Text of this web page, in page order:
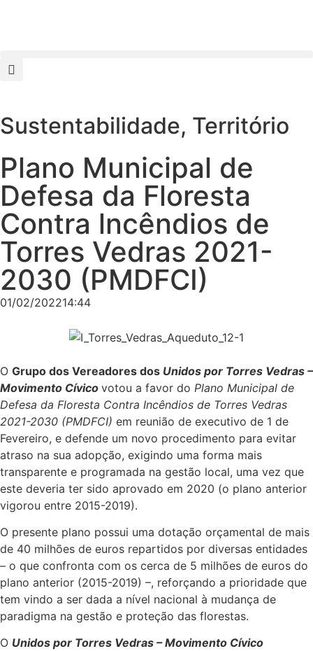
Sustentabilidade, Território
Plano Municipal de
Defesa da Floresta
Contra lncêndios de
Torres Vedras 2021-
2030 (PMDFCI)
01/02/202214:44
O Grupo dos Vereadores dos Unidos por Torres Vedras –
Movimento Cívico votou a favor do Plano Municipal de
Defesa da Floresta Contra Incêndios de Torres Vedras
2021-2030 (PMDFCI) em reunião de executivo de 1 de
Fevereiro, e defende um novo procedimento para evitar
atraso na sua adopção, exigindo uma forma mais
transparente e programada na gestão local, uma vez que
este deveria ter sido aprovado em 2020 (o plano anterior
vigorou entre 2015-2019).
O presente plano possui uma dotação orçamental de mais
de 40 milhões de euros repartidos por diversas entidades
– o que confronta com os cerca de 5 milhões de euros do
plano anterior (2015-2019) –, reforçando a prioridade que
tem vindo a ser dada a nível nacional à mudança de
paradigma na gestão e proteção das florestas.
O Unidos por Torres Vedras – Movimento Cívico